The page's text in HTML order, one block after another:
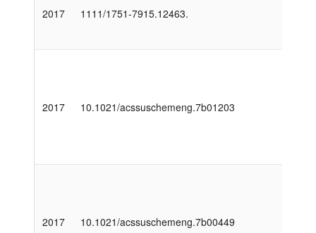
2017 1111/1751-7915.12463.
2017 10.1021/acssuschemeng.7b01203
2017 10.1021/acssuschemeng.7b00449